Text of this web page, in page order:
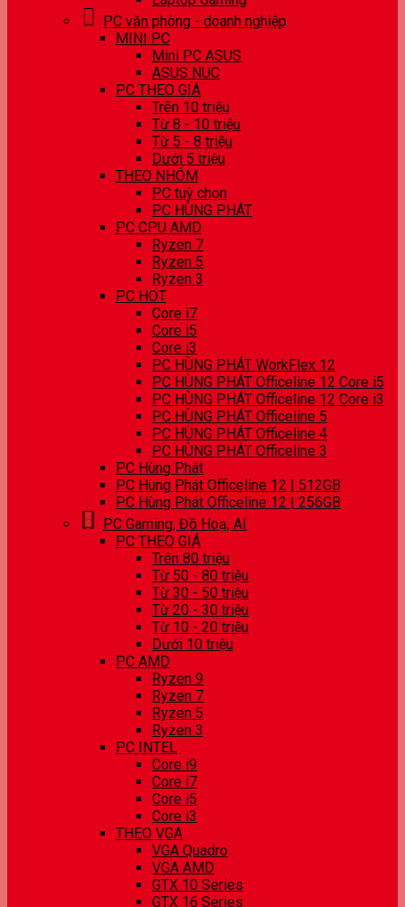
PC văn phòng - doanh nghiệp
MINI PC
Mini PC ASUS
ASUS NUC
PC THEO GIÁ
Trên 10 triệu
Từ 8 - 10 triệu
Từ 5 - 8 triệu
Dưới 5 triệu
THEO NHÓM
PC tuỳ chọn
PC HÙNG PHÁT
PC CPU AMD
Ryzen 7
Ryzen 5
Ryzen 3
PC HOT
Core i7
Core i5
Core i3
PC HÙNG PHÁT WorkFlex 12
PC HÙNG PHÁT Officeline 12 Core i5
PC HÙNG PHÁT Officeline 12 Core i3
PC HÙNG PHÁT Officeline 5
PC HÙNG PHÁT Officeline 4
PC HÙNG PHÁT Officeline 3
PC Hùng Phát
PC Hùng Phát Officeline 12 | 512GB
PC Hùng Phát Officeline 12 | 256GB
PC Gaming, Đồ Hoạ, AI
PC THEO GIÁ
Trên 80 triệu
Từ 50 - 80 triệu
Từ 30 - 50 triệu
Từ 20 - 30 triệu
Từ 10 - 20 triệu
Dưới 10 triệu
PC AMD
Ryzen 9
Ryzen 7
Ryzen 5
Ryzen 3
PC INTEL
Core i9
Core i7
Core i5
Core i3
THEO VGA
VGA Quadro
VGA AMD
GTX 10 Series
GTX 16 Series